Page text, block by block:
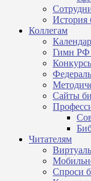
История
Коллегам
Гимн РФ
Сайты
Читателям
Спроси